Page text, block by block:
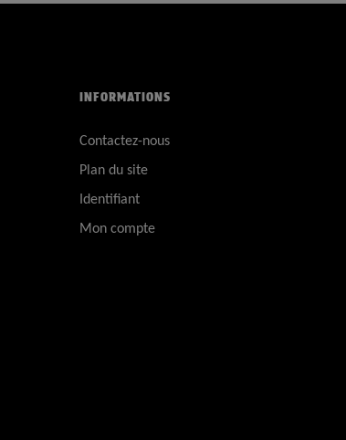
INFORMATIONS
Contactez-nous
Plan du site
Identifiant
Mon compte